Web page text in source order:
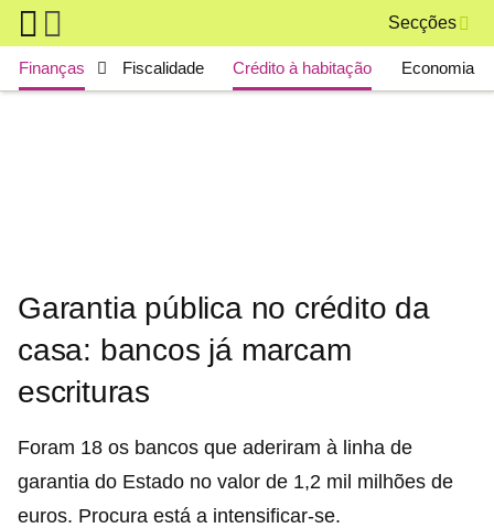
Skip to main content
Secções
Main navigation
Finanças Fiscalidade Crédito à habitação Economia
Garantia pública no crédito da
casa: bancos já marcam
escrituras
Foram 18 os bancos que aderiram à linha de
garantia do Estado no valor de 1,2 mil milhões de
euros. Procura está a intensificar-se.